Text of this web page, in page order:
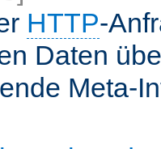
HTTP-
Daten
Meta-